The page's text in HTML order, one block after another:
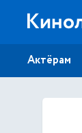
Актёрам